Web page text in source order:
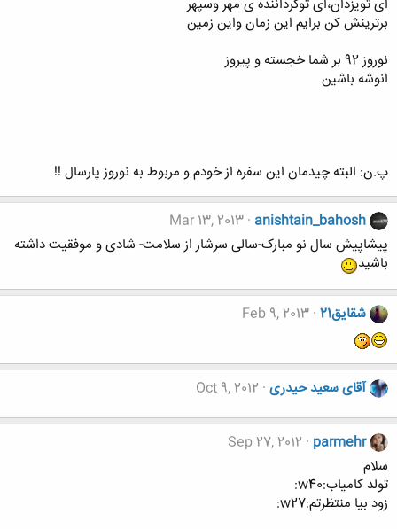
ای تویزدان،ای توگرداننده ی مهر وسپهر
برترینش کن برایم این زمان واین زمین
نوروز 92 بر شما خجسته و پیروز
انوشه باشین
پ.ن: البته چیدمان این سفره از خودم و مربوط به نوروز پارسال !!
anishtain_bahosh
Mar 13, 2013
پیشاپیش سال نو مبارک-سالی سرشار از سلامت- شادی و موفقیت داشته
باشید
شقایق21 Feb 9, 2013
آقای سعید حیدری Oct 9, 2012
parmehr
Sep 27, 2012
سلام
تولد کامیاب:w40:
زود بیا منتظرتم:w27: